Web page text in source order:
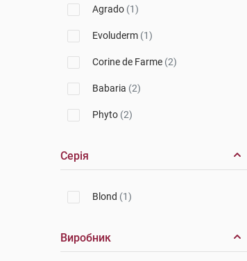
Agrado (1)
Evoluderm (1)
Corine de Farme (2)
Babaria (2)
Phyto (2)
Серія
Blond (1)
Виробник